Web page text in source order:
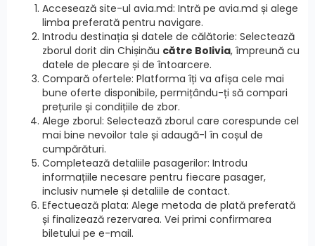
Accesează site-ul avia.md: Intră pe avia.md și alege
limba preferată pentru navigare.
Introdu destinația și datele de călătorie: Selectează
zborul dorit din Chișinău către Bolivia, împreună cu
datele de plecare și de întoarcere.
Compară ofertele: Platforma îți va afișa cele mai
bune oferte disponibile, permițându-ți să compari
prețurile și condițiile de zbor.
Alege zborul: Selectează zborul care corespunde cel
mai bine nevoilor tale și adaugă-l în coșul de
cumpărături.
Completează detaliile pasagerilor: Introdu
informațiile necesare pentru fiecare pasager,
inclusiv numele și detaliile de contact.
Efectuează plata: Alege metoda de plată preferată
și finalizează rezervarea. Vei primi confirmarea
biletului pe e-mail.